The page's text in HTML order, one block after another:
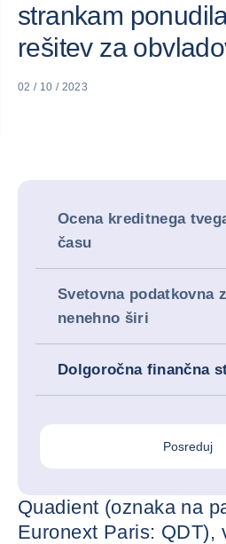
strankam
rešitev za
02 / 10 / 2023
Ocena kreditnega
času
Svetovna podatkovna
nenehno širi
Dolgoročna finančna
Posreduj
Quadient (oznaka na
Euronext Paris: QDT),